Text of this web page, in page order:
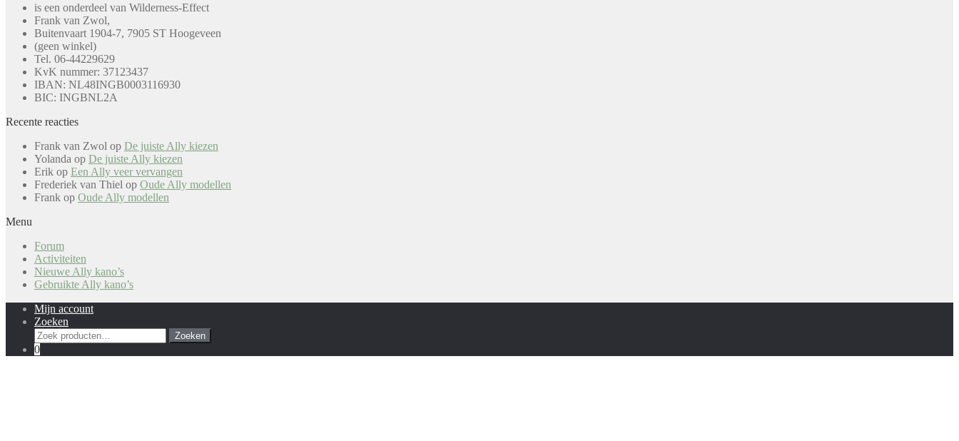
is een onderdeel van Wilderness-Effect
Frank van Zwol,
Buitenvaart 1904-7, 7905 ST Hoogeveen
(geen winkel)
Tel. 06-44229629
KvK nummer: 37123437
IBAN: NL48INGB0003116930
BIC: INGBNL2A
Recente reacties
Frank van Zwol op De juiste Ally kiezen
Yolanda op De juiste Ally kiezen
Erik op Een Ally veer vervangen
Frederiek van Thiel op Oude Ally modellen
Frank op Oude Ally modellen
Menu
Forum
Activiteiten
Nieuwe Ally kano’s
Gebruikte Ally kano’s
Mijn account
Zoeken
Zoeken
naar:
Zoeken
0